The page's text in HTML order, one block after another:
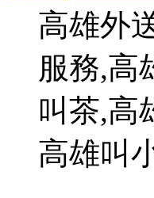
高雄外
服務,高
叫茶,高
高雄叫